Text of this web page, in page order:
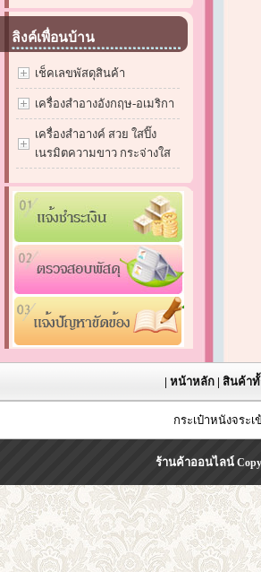
ลิงค์เพื่อนบ้าน
เช็คเลขพัสดุสินค้า
เครื่องสำอางอังกฤษ-อเมริกา
เครื่องสำอางค์ สวย ใสปิ๊ง
เนรมิตความขาว กระจ่างใส
|หน้าหลัก |สินค้า
กระเป๋าหนังจระ
ร้านค้าออนไลน์